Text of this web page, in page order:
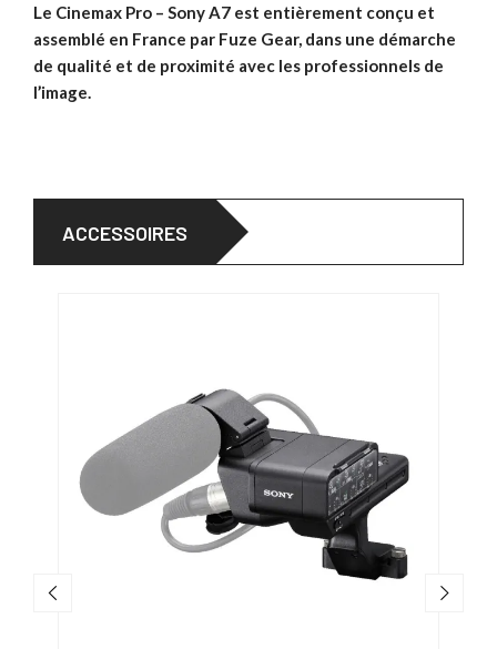
Le Cinemax Pro – Sony A7 est entièrement conçu et
assemblé en France par Fuze Gear, dans une démarche
de qualité et de proximité avec les professionnels de
l’image.
ACCESSOIRES